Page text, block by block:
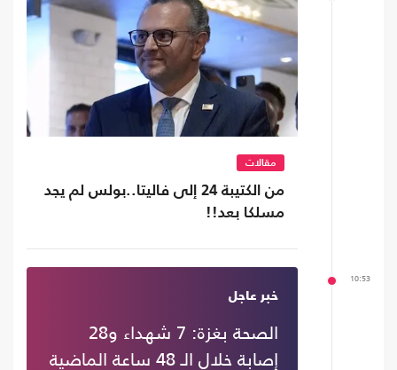
مقالات
من الكتيبة 24 إلى فاليتا..بولس لم يجد
مسلكا بعد!!
10:53
خبر عاجل
الصحة بغزة: ️7 شهداء و28
إصابة خلال الـ 48 ساعة الماضية